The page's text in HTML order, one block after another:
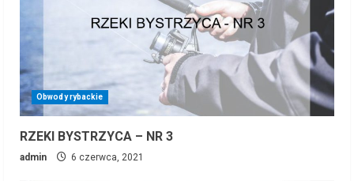
Obwody rybackie
RZEKI BYSTRZYCA – NR 3
admin 6 czerwca, 2021